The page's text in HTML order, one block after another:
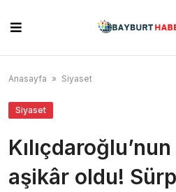
content
Anasayfa » Siyaset
Siyaset
aşikâr oldu!